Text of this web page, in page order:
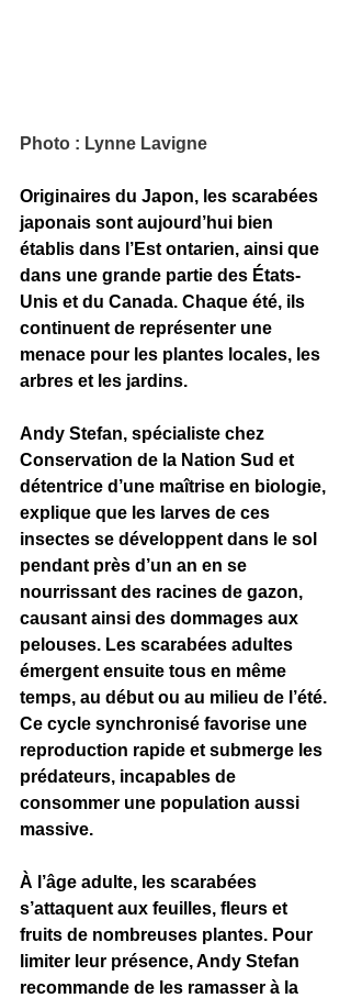
Photo : Lynne Lavigne
Originaires du Japon, les scarabées
japonais sont aujourd’hui bien
établis dans l’Est ontarien, ainsi que
dans une grande partie des États-
Unis et du Canada. Chaque été, ils
continuent de représenter une
menace pour les plantes locales, les
arbres et les jardins.
Andy Stefan, spécialiste chez
Conservation de la Nation Sud et
détentrice d’une maîtrise en biologie,
explique que les larves de ces
insectes se développent dans le sol
pendant près d’un an en se
nourrissant des racines de gazon,
causant ainsi des dommages aux
pelouses. Les scarabées adultes
émergent ensuite tous en même
temps, au début ou au milieu de l’été.
Ce cycle synchronisé favorise une
reproduction rapide et submerge les
prédateurs, incapables de
consommer une population aussi
massive.
À l’âge adulte, les scarabées
s’attaquent aux feuilles, fleurs et
fruits de nombreuses plantes. Pour
limiter leur présence, Andy Stefan
recommande de les ramasser à la